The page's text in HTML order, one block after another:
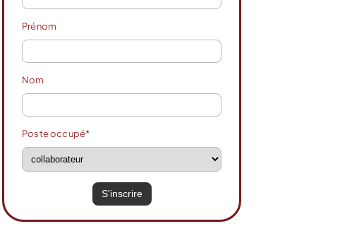
Prénom
Nom
Poste occupé*